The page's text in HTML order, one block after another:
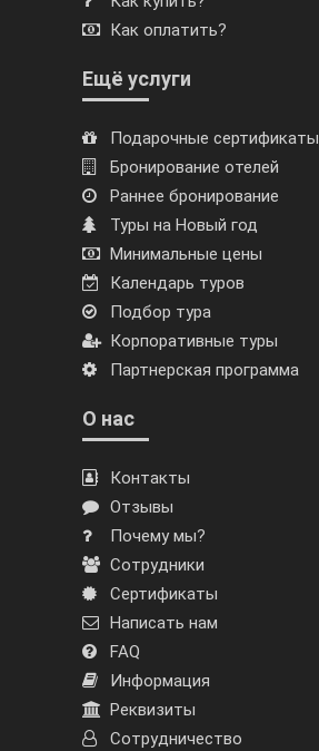
Как оплатить?
Ещё услуги
Подарочные сертификаты
Бронирование отелей
Раннее бронирование
Туры на Новый год
Минимальные цены
Календарь туров
Подбор тура
Корпоративные туры
Партнерская программа
О нас
Контакты
Отзывы
Почему мы?
Сотрудники
Сертификаты
Написать нам
FAQ
Информация
Реквизиты
Сотрудничество